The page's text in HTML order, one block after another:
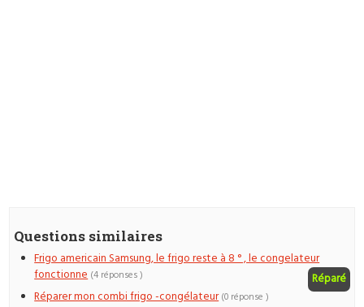
Questions similaires
Frigo americain Samsung, le frigo reste à 8 ° , le congelateur
fonctionne
Réparé
(4 réponses )
Réparer mon combi frigo -congélateur (0 réponse )